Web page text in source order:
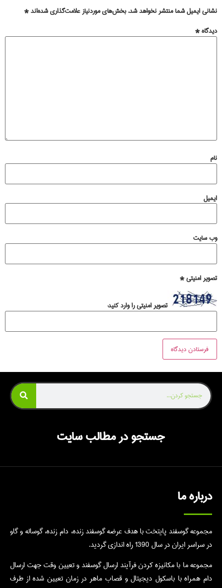
نشانی ایمیل شما منتشر نخواهد شد. بخش‌های موردنیاز علامت‌گذاری شده‌اند*
دیدگاه*
نام
ایمیل
وب‌ سایت
تصویر امنیتی*
تصویر امنیتی را وارد کنید:
جستجو در مطالب سایت
درباره ما
مجموعه گوسفند پایتخت با هدف عرضه گوسفند زنده، دام زنده، گوساله و گاو
در سراسر ایران در سال 1390 راه اندازی گردید.
مجموعه ما با مکانیزه کردن فرآیند ارسال گوسفند و تعیین وقت جهت ارسال
دام همراه با باسکول دیجیتال و قصاب ماهر در زمان تعیین شده از طرف